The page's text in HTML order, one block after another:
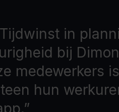
in
bij
medewerkers
hun